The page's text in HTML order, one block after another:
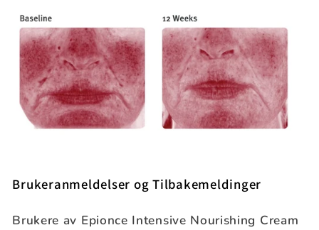
Brukeranmeldelser og Tilbakemeldinger
Brukere av Epionce Intensive Nourishing Cream